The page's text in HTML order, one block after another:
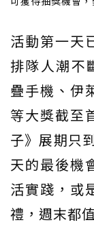
活動第一天
排隊人潮不
疊手機、伊
等大獎截至
子》展期只
天的最後機
活實踐，或
禮，週末都